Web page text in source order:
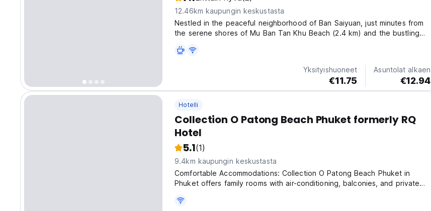
12.46km kaupungin keskustasta
Nestled in the peaceful neighborhood of Ban Saiyuan, just minutes from
the serene shores of Mu Ban Tan Khu Beach (2.4 km) and the bustling
southern Phuket. This modern 3-star hotel blends comfort,...
Yksityishuoneet
€11.75
Asuntolat alkaen
€12.94
Hotelli
Collection O Patong Beach Phuket formerly RQ
Hotel
5.1(1)
9.4km kaupungin keskustasta
Comfortable Accommodations: Collection O Patong Beach Phuket in
Phuket offers family rooms with air-conditioning, balconies, and private
toiletries. Essential Facilities: Guests enjoy free...